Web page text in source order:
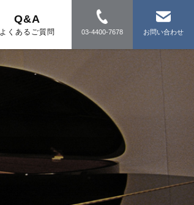
Q&A
よくあるご質問 03-4400-7678 お問い合わせ